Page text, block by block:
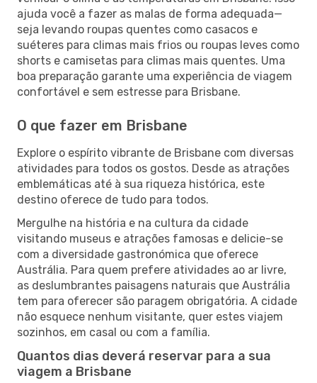
ajuda você a fazer as malas de forma adequada—
seja levando roupas quentes como casacos e
suéteres para climas mais frios ou roupas leves como
shorts e camisetas para climas mais quentes. Uma
boa preparação garante uma experiência de viagem
confortável e sem estresse para Brisbane.
O que fazer em Brisbane
Explore o espírito vibrante de Brisbane com diversas
atividades para todos os gostos. Desde as atrações
emblemáticas até à sua riqueza histórica, este
destino oferece de tudo para todos.
Mergulhe na história e na cultura da cidade
visitando museus e atrações famosas e delicie-se
com a diversidade gastronómica que oferece
Austrália. Para quem prefere atividades ao ar livre,
as deslumbrantes paisagens naturais que Austrália
tem para oferecer são paragem obrigatória. A cidade
não esquece nenhum visitante, quer estes viajem
sozinhos, em casal ou com a família.
Quantos dias deverá reservar para a sua
viagem a Brisbane